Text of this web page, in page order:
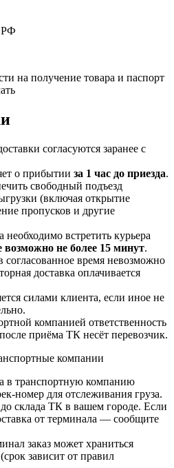
РФ
на получение товара и паспорт
согласуются заранее с
о прибытии за 1 час до приезда.
свободный подъезд
(включая открытие
пропусков и другие
встретить курьера
возможно не более 15 минут.
согласованное время невозможно
доставка оплачивается
силами клиента, если иное не
компанией ответственность
приёма ТК несёт перевозчик.
компании
в транспортную компанию
номер для отслеживания груза.
склада ТК в вашем городе. Если
от терминала — сообщите
заказ может храниться
зависит от правил